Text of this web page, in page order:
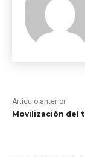
Artículo anterior
Movilización del